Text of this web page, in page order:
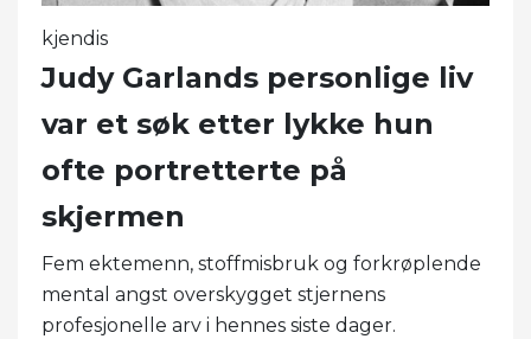
kjendis
Judy Garlands personlige liv
var et søk etter lykke hun
ofte portretterte på
skjermen
Fem ektemenn, stoffmisbruk og forkrøplende
mental angst overskygget stjernens
profesjonelle arv i hennes siste dager.